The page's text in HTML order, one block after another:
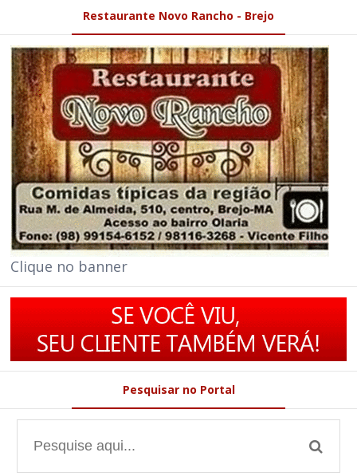
Restaurante Novo Rancho - Brejo
Clique no banner
Pesquisar no Portal